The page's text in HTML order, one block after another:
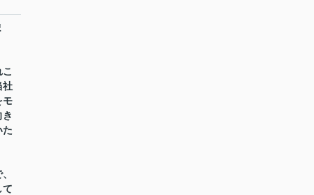
社
モ
た
て